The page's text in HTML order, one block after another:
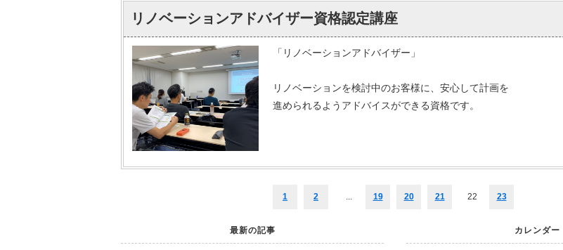
リノベーションアドバイザー資格認定講座
「リノベーションアドバイザー」
リノベーションを検討中のお客様に、安心して計画を
進められるようアドバイスができる資格です。
1 2 ... 19 20 21 22 23
最新の記事 カレンダー